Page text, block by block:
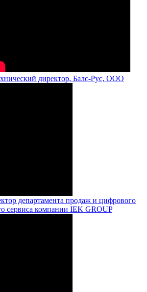
директор, Балс-Рус, ООО
департамента продаж и цифрового
сервиса компании IEK GROUP